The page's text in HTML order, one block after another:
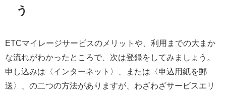
う
ETCマイレージサービスのメリットや、利用までの大まか
な流れがわかったところで、次は登録をしてみましょう。
申し込みは〈インターネット〉、または〈申込用紙を郵
送〉、の二つの方法がありますが、わざわざサービスエリ